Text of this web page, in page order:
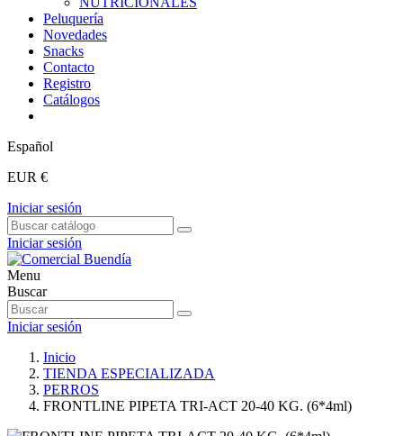
Peluquería
Novedades
Snacks
Contacto
Registro
Catálogos
Español
EUR €
Iniciar sesión
Iniciar sesión
Menu
Buscar
Iniciar sesión
Inicio
TIENDA ESPECIALIZADA
PERROS
FRONTLINE PIPETA TRI-ACT 20-40 KG. (6*4ml)